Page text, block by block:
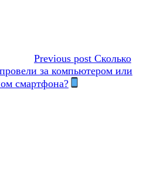
Previous post Сколько
за компьютером или
смартфона?